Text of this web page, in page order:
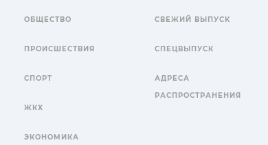
ОБЩЕСТВО
ПРОИСШЕСТВИЯ
СПОРТ
ЖКХ
ЭКОНОМИКА
СВЕЖИЙ ВЫПУСК
СПЕЦВЫПУСК
АДРЕСА
РАСПРОСТРАНЕНИЯ